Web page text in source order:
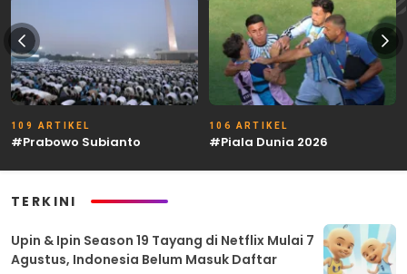
109 ARTIKEL
#Prabowo Subianto
106 ARTIKEL
#Piala Dunia 2026
TERKINI
Upin & Ipin Season 19 Tayang di Netflix Mulai 7
Agustus, Indonesia Belum Masuk Daftar